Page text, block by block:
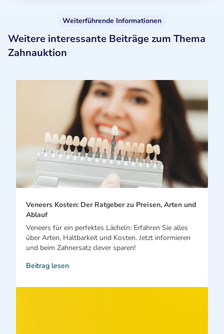
Weiterführende Informationen
Weitere interessante Beiträge zum Thema
Zahnauktion
Veneers Kosten: Der Ratgeber zu Preisen, Arten und
Ablauf
Veneers für ein perfektes Lächeln: Erfahren Sie alles
über Arten, Haltbarkeit und Kosten. Jetzt informieren
und beim Zahnersatz clever sparen!
Beitrag lesen